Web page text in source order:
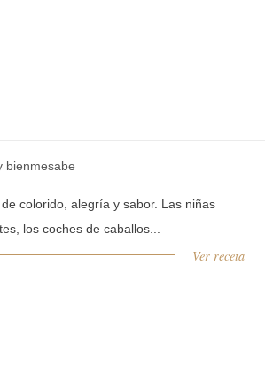
bienmesabe
colorido, alegría y sabor. Las niñas
los coches de caballos...
Ver receta